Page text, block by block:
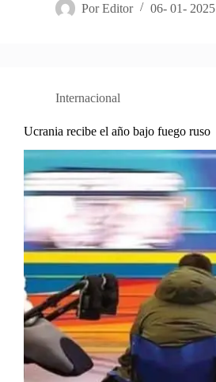
Por Editor 06- 01- 2025
Internacional
Ucrania recibe el año bajo fuego ruso